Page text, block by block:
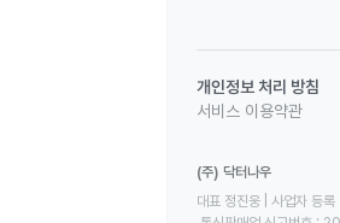
개인정보 처리 방침
서비스 이용약관
(주) 닥터나우
대표 정진웅 | 사업자